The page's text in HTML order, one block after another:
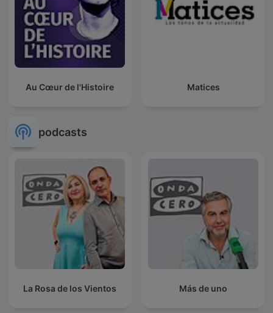
Au Cœur de l'Histoire Matices
podcasts
La Rosa de los Vientos Más de uno